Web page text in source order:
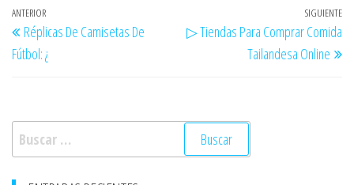
Navegación
de
entradas
Entrada
anterior
ANTERIOR
Réplicas De Camisetas De
Fútbol: ¿
SIGUIENTE
▷ Tiendas Para Comprar Comida
Tailandesa Online
Buscar: